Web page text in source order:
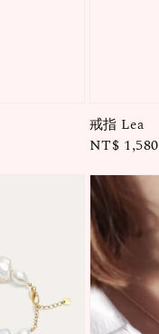
戒指 Lea
Regular
NT$ 1,580